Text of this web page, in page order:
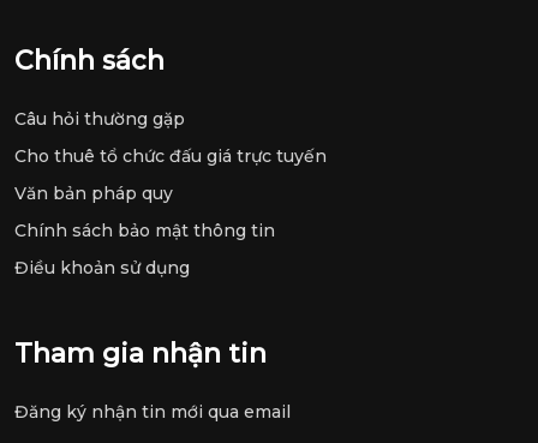
Chính sách
Câu hỏi thường gặp
Cho thuê tổ chức đấu giá trực tuyến
Văn bản pháp quy
Chính sách bảo mật thông tin
Điều khoản sử dụng
Tham gia nhận tin
Đăng ký nhận tin mới qua email